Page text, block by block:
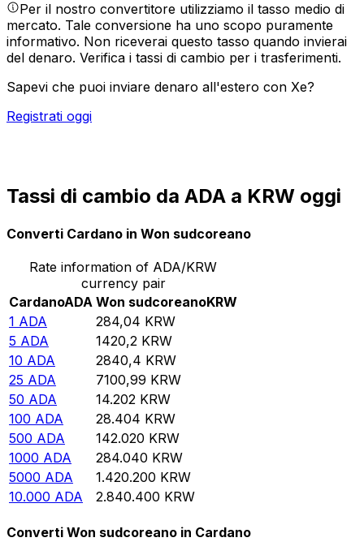
Per il nostro convertitore utilizziamo il tasso medio di
mercato. Tale conversione ha uno scopo puramente
informativo. Non riceverai questo tasso quando invierai
del denaro. Verifica i tassi di cambio per i trasferimenti.
Sapevi che puoi inviare denaro all'estero con Xe?
Registrati oggi
Tassi di cambio da ADA a KRW oggi
Converti Cardano in Won sudcoreano
Rate information of ADA/KRW
currency pair
CardanoADA Won sudcoreanoKRW
1 ADA 284,04 KRW
5 ADA 1420,2 KRW
10 ADA 2840,4 KRW
25 ADA 7100,99 KRW
50 ADA 14.202 KRW
100 ADA 28.404 KRW
500 ADA 142.020 KRW
1000 ADA 284.040 KRW
5000 ADA 1.420.200 KRW
10.000 ADA 2.840.400 KRW
Converti Won sudcoreano in Cardano